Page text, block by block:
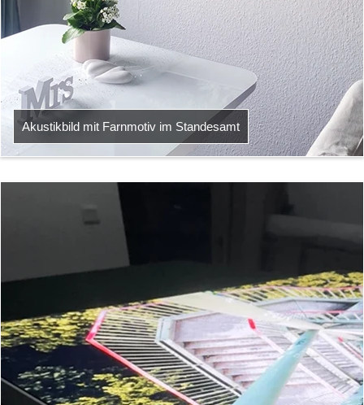
Akustikbild mit Farnmotiv im Standesamt